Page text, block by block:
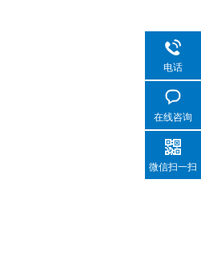
电话
在线咨询
微信扫一扫